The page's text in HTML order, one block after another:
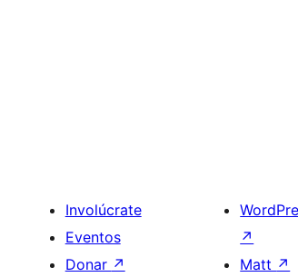
Involúcrate
Eventos
Donar ↗
↗
Matt ↗